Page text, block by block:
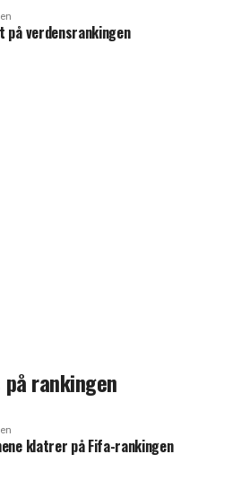
på verdensrankingen
rankingen
klatrer på Fifa-rankingen